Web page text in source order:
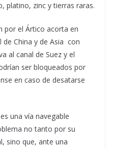
platino, zinc y tierras raras.
por el Ártico acorta en
China y de Asia con
al canal de Suez y el
ser bloqueados por
en caso de desatarse
una vía navegable
no tanto por su
sino que, ante una